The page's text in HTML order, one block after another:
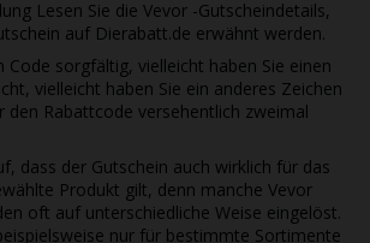
Lesen Sie die Vevor -Gutscheindetails,
auf Dierabatt.de erwähnt werden.
Code sorgfältig, vielleicht haben Sie einen
vielleicht haben Sie ein anderes Zeichen
den Rabattcode versehentlich zweimal
dass der Gutschein auch wirklich für das
Produkt gilt, denn manche Vevor
oft auf unterschiedliche Weise eingelöst.
nur für bestimmte Sortimente